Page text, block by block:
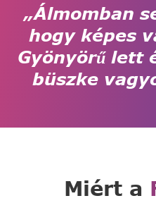
„Álmomban
hogy képes
Gyönyörű lett
büszke
Miért a